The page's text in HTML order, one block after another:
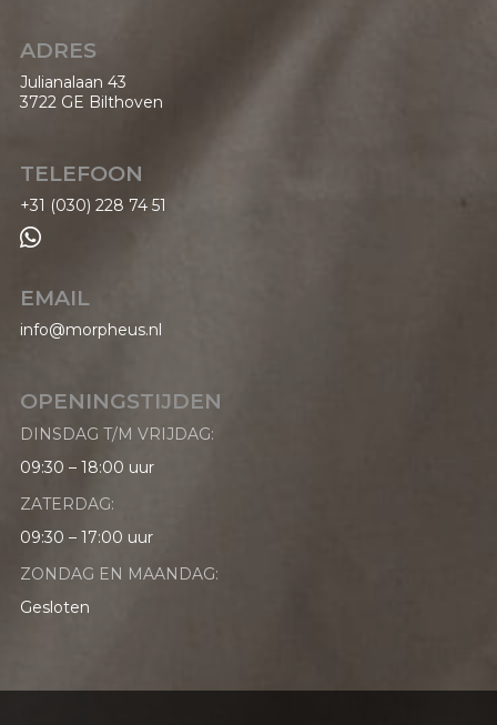
ADRES
Julianalaan 43
3722 GE Bilthoven
TELEFOON
+31 (030) 228 74 51

EMAIL
info@morpheus.nl
OPENINGSTIJDEN
DINSDAG T/M VRIJDAG:
09:30 – 18:00 uur
ZATERDAG:
09:30 – 17:00 uur
ZONDAG EN MAANDAG:
Gesloten